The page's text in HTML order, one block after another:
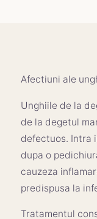
Afectiuni ale
Unghiile de la
de la degetul
defectuos. Intra
dupa o
cauzeza
predispusa la
Tratamentul